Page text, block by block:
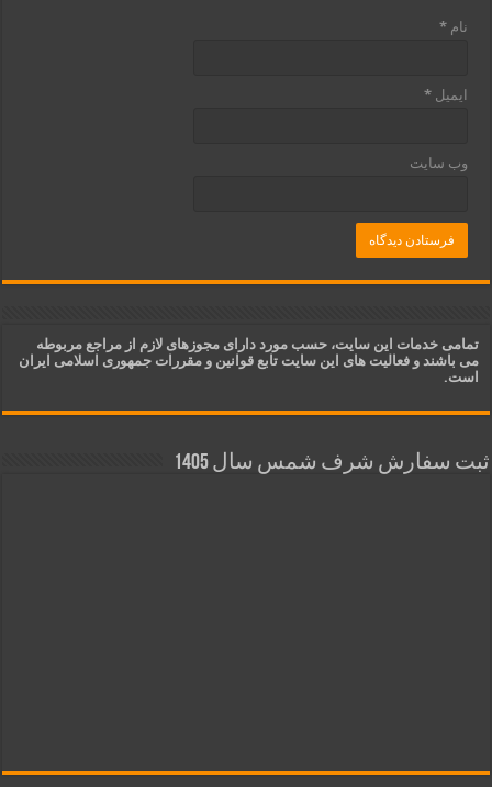
نام*
ایمیل*
وب‌ سایت
تمامی خدمات این سایت، حسب مورد دارای مجوزهای لازم از مراجع مربوطه
می باشند و فعالیت های این سایت تابع قوانین و مقررات جمهوری اسلامی ایران
است.
ثبت سفارش شرف شمس سال 1405